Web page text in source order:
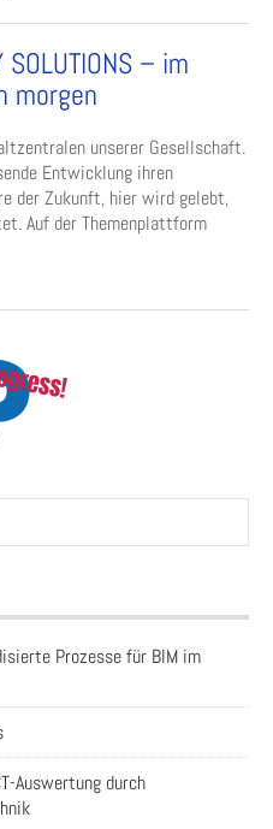
SOLUTIONS – im
morgen
unserer Gesellschaft.
Entwicklung ihren
der Zukunft, hier wird gelebt,
Auf der Themenplattform
Prozesse für BIM im
Auswertung durch